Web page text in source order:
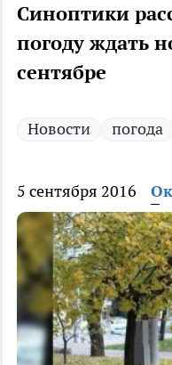
Синоптики
погоду ждать
сентябре
Новости погода
5 сентября 2016